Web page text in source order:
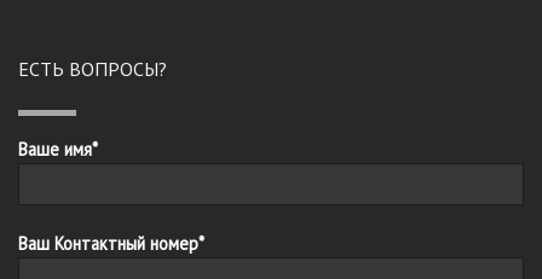
ЕСТЬ ВОПРОСЫ?
Ваше имя*
Ваш Контактный номер*